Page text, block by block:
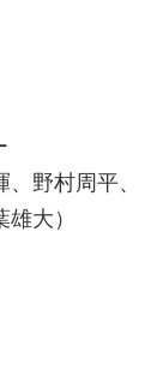
野村周平、
大）